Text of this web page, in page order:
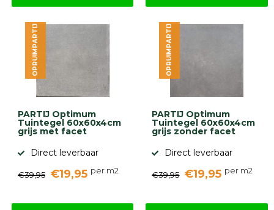
PARTIJ Optimum
Tuintegel 60x60x4cm
grijs met facet
Direct leverbaar
€39,95 €19,95 per m2
OPRUIMPARTIJ
PARTIJ Optimum
Tuintegel 60x60x4cm
grijs zonder facet
Direct leverbaar
€39,95 €19,95 per m2
OPRUIMPARTIJ